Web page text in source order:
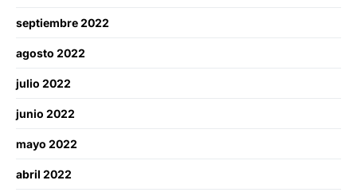
septiembre 2022
agosto 2022
julio 2022
junio 2022
mayo 2022
abril 2022